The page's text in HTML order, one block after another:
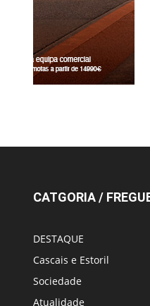
CATGORIA /
DESTAQUE
Cascais e Estoril
Sociedade
Atualidade